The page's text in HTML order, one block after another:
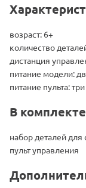
возраст: 6+
количество
дистанция
питание модели:
питание пульта:
В
набор деталей
пульт управления